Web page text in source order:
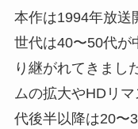
本作は1994年放送
世代は40〜50代が
り継がれてきまし
ムの拡大やHDリ
代後半以降は20〜